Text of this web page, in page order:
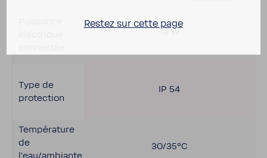
Type de
protec­tion
Tempé­ra­ture
de
l'eau/ambiante
IP 54
30/35°C
Restez sur cette page